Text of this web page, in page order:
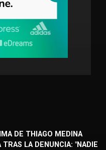
DE THIAGO MEDINA
TRAS LA DENUNCIA: "NADIE